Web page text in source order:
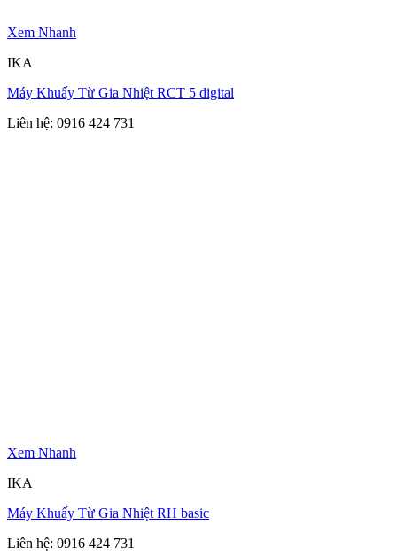
Xem Nhanh
IKA
Máy Khuấy Từ Gia Nhiệt RCT 5 digital
Liên hệ: 0916 424 731
Xem Nhanh
IKA
Máy Khuấy Từ Gia Nhiệt RH basic
Liên hệ: 0916 424 731